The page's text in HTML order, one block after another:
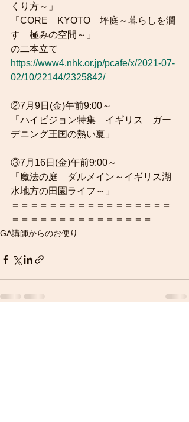
くり方～」
「CORE　KYOTO　坪庭～暮らしを潤
す　極みの空間～」
の二本立て
https://www4.nhk.or.jp/pcafe/x/2021-07-
02/10/22144/2325842/
②7月9日(金)午前9:00～
「ハイビジョン特集　イギリス　ガー
デニング王国の熱い夏」
③7月16日(金)午前9:00～
「魔法の庭　ダルメイン～イギリス湖
水地方の田園ライフ～」
＝＝＝＝＝＝＝＝＝＝＝＝＝＝＝＝＝
＝＝＝＝＝＝＝＝＝＝＝＝＝＝＝
GA講師からのお便り